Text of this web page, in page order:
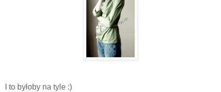
I to byłoby na tyle :)